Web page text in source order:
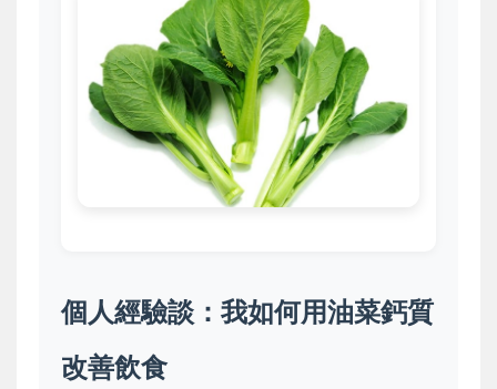
個人經驗談：我如何用油菜鈣質
改善飲食